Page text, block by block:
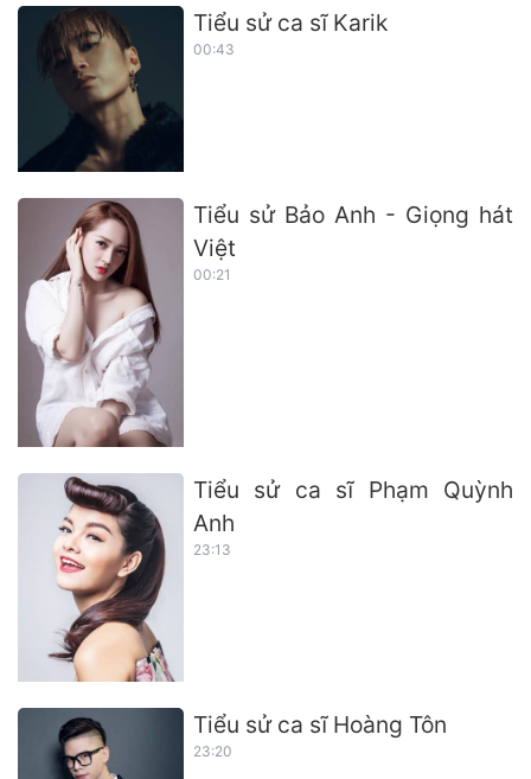
Tiểu sử ca sĩ Karik
00:43
Tiểu sử Bảo Anh - Giọng hát
Việt
00:21
Tiểu sử ca sĩ Phạm Quỳnh
Anh
23:13
Tiểu sử ca sĩ Hoàng Tôn
23:20